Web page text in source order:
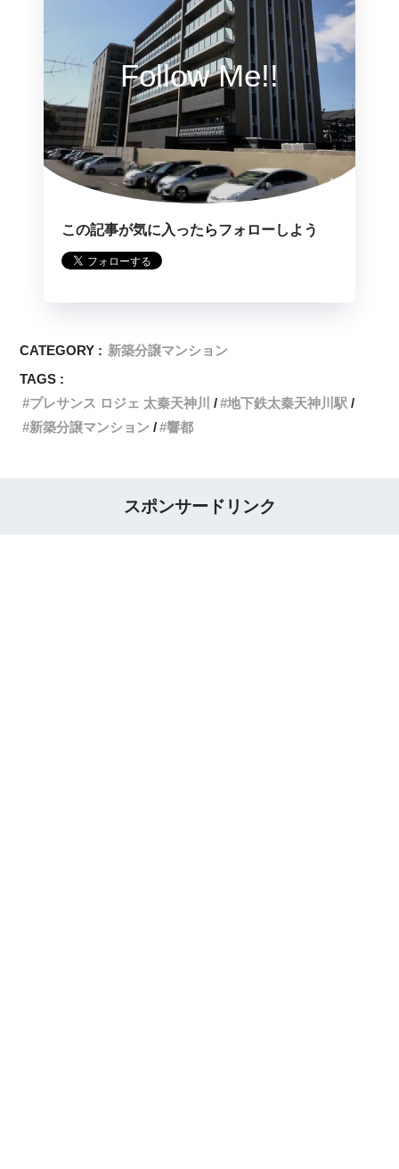
Follow Me!!
この記事が気に入ったらフォローしよう
CATEGORY : 新築分譲マンション
TAGS :
プレサンス ロジェ 太秦天神川
地下鉄太秦天神川駅
新築分譲マンション
響都
スポンサードリンク